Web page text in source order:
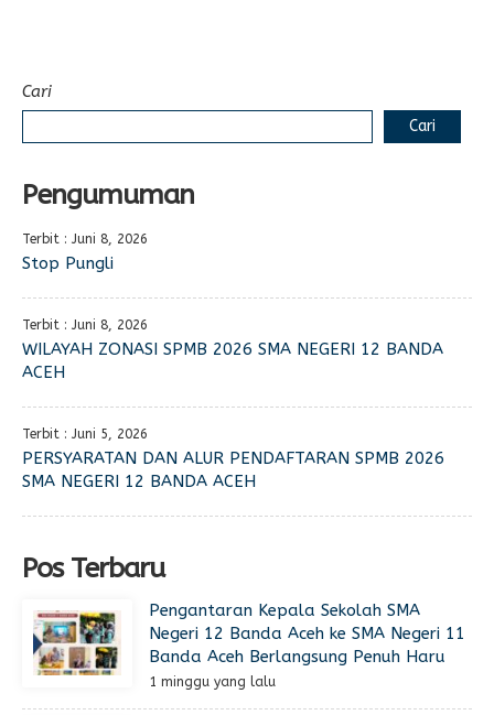
Cari
Cari
Pengumuman
Terbit : Juni 8, 2026
Stop Pungli
Terbit : Juni 8, 2026
WILAYAH ZONASI SPMB 2026 SMA NEGERI 12 BANDA
ACEH
Terbit : Juni 5, 2026
PERSYARATAN DAN ALUR PENDAFTARAN SPMB 2026
SMA NEGERI 12 BANDA ACEH
Pos Terbaru
Pengantaran Kepala Sekolah SMA
Negeri 12 Banda Aceh ke SMA Negeri 11
Banda Aceh Berlangsung Penuh Haru
1 minggu yang lalu